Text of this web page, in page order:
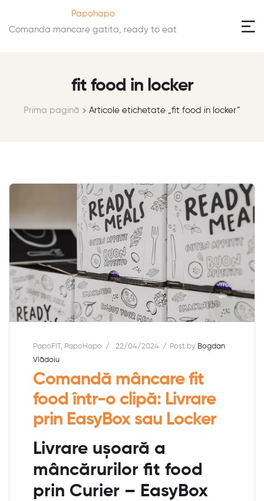
Papohapo
Comanda mancare gatita, ready to eat
fit food in locker
Prima pagină Articole etichetate „fit food in locker”
PapoFIT, PapoHapo 22/04/2024 Post by Bogdan
Vlădoiu
Comandă mâncare fit
food într-o clipă: Livrare
prin EasyBox sau Locker
Livrare ușoară a
mâncărurilor fit food
prin Curier – EasyBox